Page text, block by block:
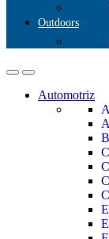
Outdoors
Automotriz